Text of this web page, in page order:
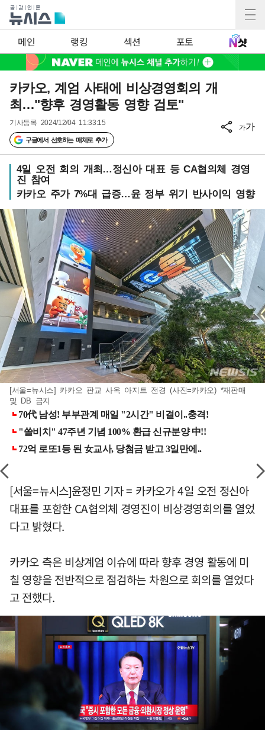
메인 랭킹 섹션 포토
카카오, 계엄 사태에 비상경영회의 개
최…"향후 경영활동 영향 검토"
기사등록 2024/12/04 11:33:15
구글에서 선호하는 매체로 추가
가가
4일 오전 회의 개최…정신아 대표 등 CA협의체 경영
진 참여
카카오 주가 7%대 급증…윤 정부 위기 반사이익 영향
[서울=뉴시스] 카카오 판교 사옥 아지트 전경 (사진=카카오) *재판매
및 DB 금지
[서울=뉴시스]윤정민 기자 = 카카오가 4일 오전 정신아
대표를 포함한 CA협의체 경영진이 비상경영회의를 열었
다고 밝혔다.
카카오 측은 비상계엄 이슈에 따라 향후 경영 활동에 미
칠 영향을 전반적으로 점검하는 차원으로 회의를 열었다
고 전했다.